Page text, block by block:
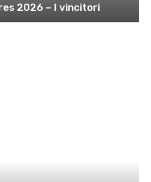
2026 – I vincitori